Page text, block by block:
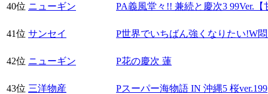
40位 ニューギン PA義風堂々!! 兼続と慶次3 99Ver.【
41位 サンセイ P世界でいちばん強くなりたい!W
42位 ニューギン P花の慶次 蓮
43位 三洋物産 Pスーパー海物語 IN 沖縄5 桜ver.199